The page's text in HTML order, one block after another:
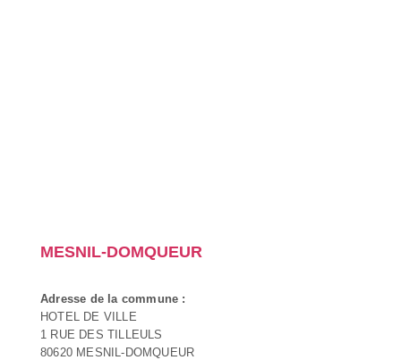
MESNIL-DOMQUEUR
Adresse de la commune :
HOTEL DE VILLE
1 RUE DES TILLEULS
80620 MESNIL-DOMQUEUR